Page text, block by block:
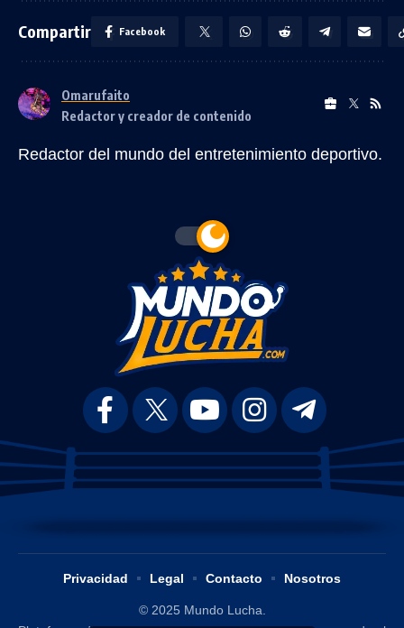
Compartir Facebook
Omarufaito
Redactor y creador de contenido
Redactor del mundo del entretenimiento deportivo.
© 2025 Mundo Lucha.
Privacidad Legal Contacto Nosotros